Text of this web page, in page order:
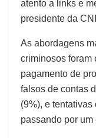
atento a links e
presidente da
As abordagens
criminosos foram
pagamento de
falsos de contas
(9%), e
passando por